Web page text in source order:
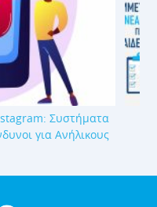
σχολεία και μέσα
μέρος σε νέα